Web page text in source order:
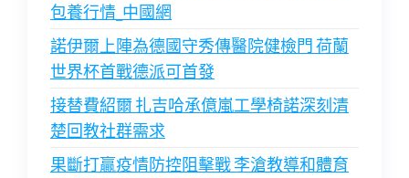
包養行情_中國網
諾伊爾上陣為德國守秀傳醫院健檢門 荷蘭
世界杯首戰德派可首發
接替費紹爾 扎吉哈承億嵐工學椅諾深刻清
楚回教社群需求
果斷打贏疫情防控阻擊戰 李滄教導和體育